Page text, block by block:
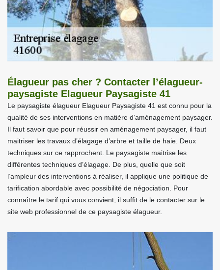
Élagueur pas cher ? Contacter l’élagueur-
paysagiste Elagueur Paysagiste 41
Le paysagiste élagueur Elagueur Paysagiste 41 est connu pour la
qualité de ses interventions en matière d’aménagement paysager.
Il faut savoir que pour réussir en aménagement paysager, il faut
maitriser les travaux d’élagage d’arbre et taille de haie. Deux
techniques sur ce rapprochent. Le paysagiste maitrise les
différentes techniques d’élagage. De plus, quelle que soit
l’ampleur des interventions à réaliser, il applique une politique de
tarification abordable avec possibilité de négociation. Pour
connaître le tarif qui vous convient, il suffit de le contacter sur le
site web professionnel de ce paysagiste élagueur.